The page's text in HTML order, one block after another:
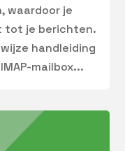
waardoor je
tot je berichten.
handleiding
mailbox...